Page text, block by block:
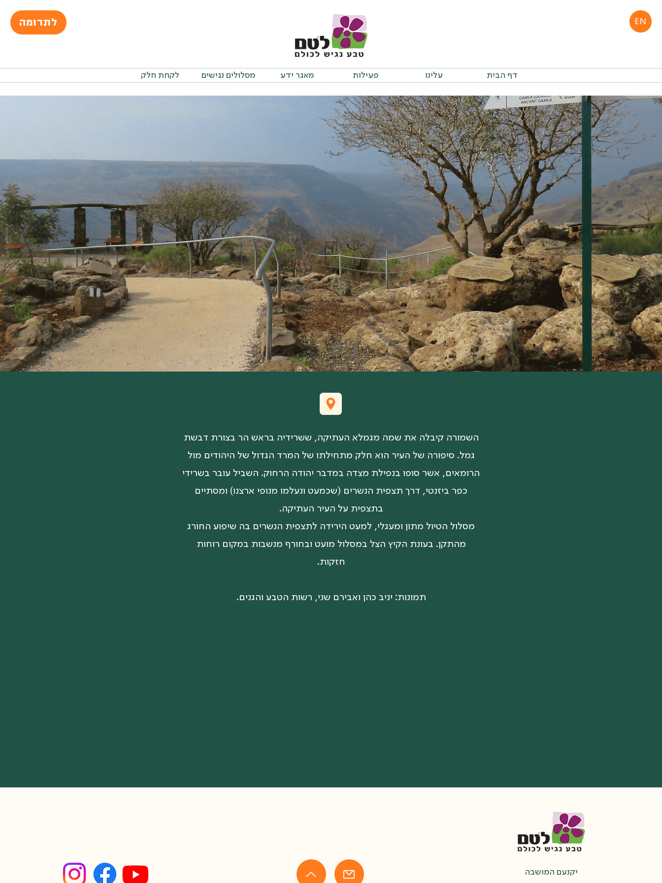
לתרומה EN
דף הבית עלינו פעילות מאגר ידע מסלולים נגישים לקחת חלק
השמורה קיבלה את שמה מגמלא העתיקה, ששרידיה בראש הר בצורת דבשת
גמל. סיפורה של העיר הוא חלק מתחילתו של המרד הגדול של היהודים מול
הרומאים, אשר סופו בנפילת מצדה במדבר יהודה הרחוק. השביל עובר בשרידי
כפר ביזנטי, דרך תצפית הנשרים (שכמעט ונעלמו מנופי ארצנו) ומסתיים
בתצפית על העיר העתיקה.
מסלול הטיול מתון ומעגלי, למעט הירידה לתצפית הנשרים בה שיפוע החורג
מהתקן. בעונת הקיץ הצל במסלול מועט ובחורף מנשבות במקום רוחות
חזקות.
תמונות: יניב כהן ואבירם שני, רשות הטבע והגנים.
יקנעם המושבה